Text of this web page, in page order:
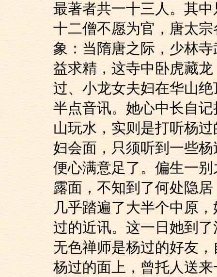
最著者共一十三人。其
十二僧不愿为官，唐太
象：当隋唐之际，少林
益求精，这寺中卧虎藏
过、小龙女夫妇在华山
半点音讯。她心中长自
山玩水，实则是打听杨
妇会面，只须听到一些
便心满意足了。偏生一
露面，不知到了何处隐
几乎踏遍了大半个中原
过的近讯。这一日她到
无色禅师是杨过的好友
杨过的面上，曾托人送